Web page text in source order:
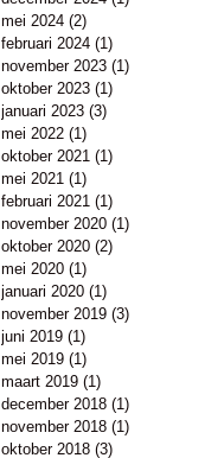
mei 2024 (2)
februari 2024 (1)
november 2023 (1)
oktober 2023 (1)
januari 2023 (3)
mei 2022 (1)
oktober 2021 (1)
mei 2021 (1)
februari 2021 (1)
november 2020 (1)
oktober 2020 (2)
mei 2020 (1)
januari 2020 (1)
november 2019 (3)
juni 2019 (1)
mei 2019 (1)
maart 2019 (1)
december 2018 (1)
november 2018 (1)
oktober 2018 (3)